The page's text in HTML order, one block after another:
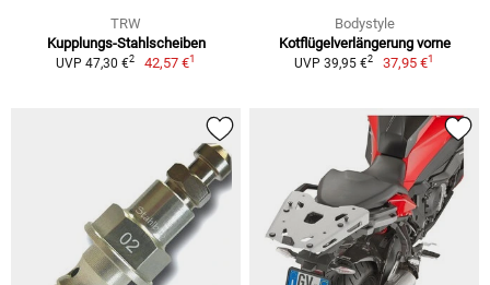
TRW
Kupplungs-Stahlscheiben
UVP 47,30 €2 42,57 €1
Bodystyle
Kotflügelverlängerung vorne
UVP 39,95 €2 37,95 €1